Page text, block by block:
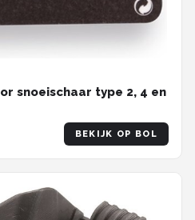
snoeischaar type 2, 4 en
BEKIJK OP BOL